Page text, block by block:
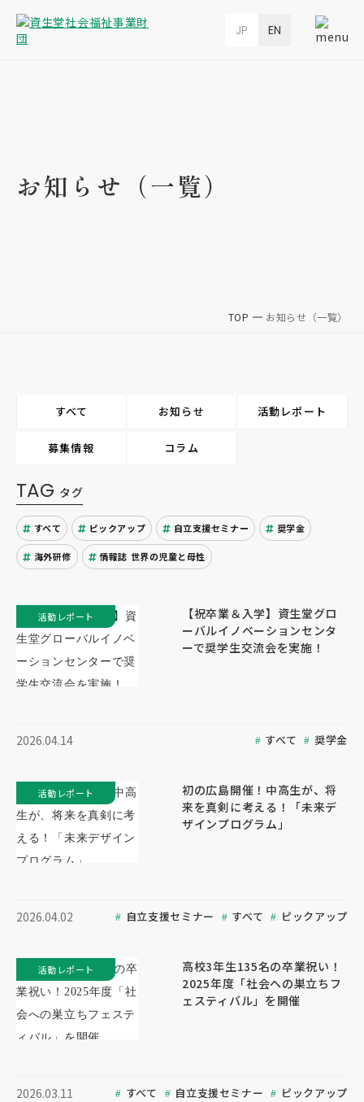
JP EN
お知らせ（一覧）
TOP お知らせ（一覧）
すべて お知らせ 活動レポート
募集情報 コラム
TAG タグ
すべて ピックアップ 自立支援セミナー 奨学金
海外研修 情報誌 世界の児童と母性
【祝卒業＆入学】資生堂グロ
ーバルイノベーションセンタ
ーで奨学生交流会を実施！
2026.04.14 すべて 奨学金
活動レポート
初の広島開催！中高生が、将
来を真剣に考える！「未来デ
ザインプログラム」
2026.04.02 自立支援セミナー すべて ピックアップ
活動レポート
高校3年生135名の卒業祝い！
2025年度「社会への巣立ちフ
ェスティバル」を開催
2026.03.11 すべて 自立支援セミナー ピックアップ
活動レポート